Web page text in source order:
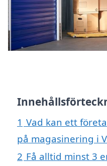
1 Vad kan ett
på magasinering i
2 Få alltid minst 3